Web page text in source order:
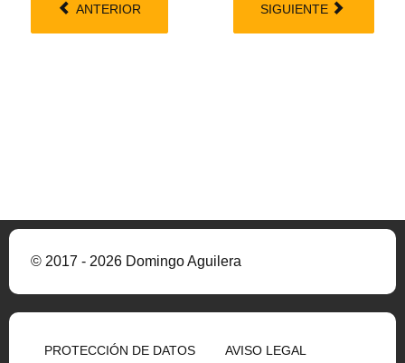
ANTERIOR SIGUIENTE
© 2017 - 2026 Domingo Aguilera
PROTECCIÓN DE DATOS AVISO LEGAL